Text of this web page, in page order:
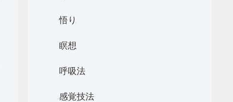
悟り
瞑想
呼吸法
感覚技法